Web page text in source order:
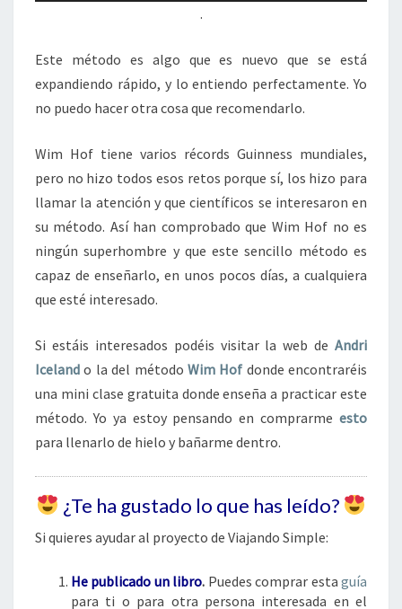
.
Este método es algo que es nuevo que se está
expandiendo rápido, y lo entiendo perfectamente. Yo
no puedo hacer otra cosa que recomendarlo.
Wim Hof tiene varios récords Guinness mundiales,
pero no hizo todos esos retos porque sí, los hizo para
llamar la atención y que científicos se interesaron en
su método. Así han comprobado que Wim Hof no es
ningún superhombre y que este sencillo método es
capaz de enseñarlo, en unos pocos días, a cualquiera
que esté interesado.
Si estáis interesados podéis visitar la web de Andri
Iceland o la del método Wim Hof donde encontraréis
una mini clase gratuita donde enseña a practicar este
método. Yo ya estoy pensando en comprarme esto
para llenarlo de hielo y bañarme dentro.
¿Te ha gustado lo que has leído?
Si quieres ayudar al proyecto de Viajando Simple:
He publicado un libro. Puedes comprar estaguía
para ti o para otra persona interesada en el